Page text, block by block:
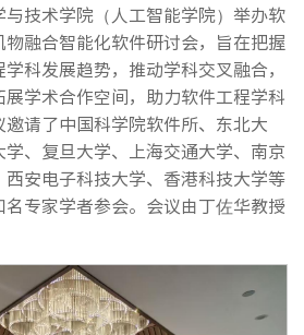
技术学院（人工智能学院）举办软
融合智能化软件研讨会，旨在把握
科发展趋势，推动学科交叉融合，
学术合作空间，助力软件工程学科
请了中国科学院软件所、东北大
、复旦大学、上海交通大学、南京
安电子科技大学、香港科技大学等
专家学者参会。会议由丁佐华教授